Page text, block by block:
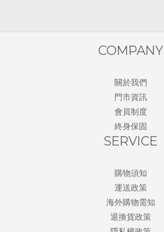
COMPANY
關於我們
門市資訊
會員制度
終身保固
SERVICE
購物須知
運送政策
海外購物需知
退換貨政策